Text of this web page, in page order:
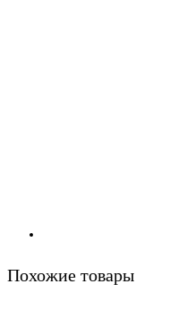
Похожие товары